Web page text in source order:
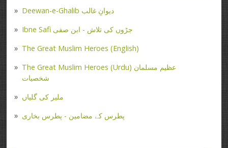
Deewan-e-Ghalib دیوانِ غالب
Ibne Safi جڑوں کی تلاش - ابن صفی
The Great Muslim Heroes (English)
The Great Muslim Heroes (Urdu) عظیم مسلمان
شخصیات
ملیر کی گلیاں
پطرس کے مضامین - پطرس بخاری